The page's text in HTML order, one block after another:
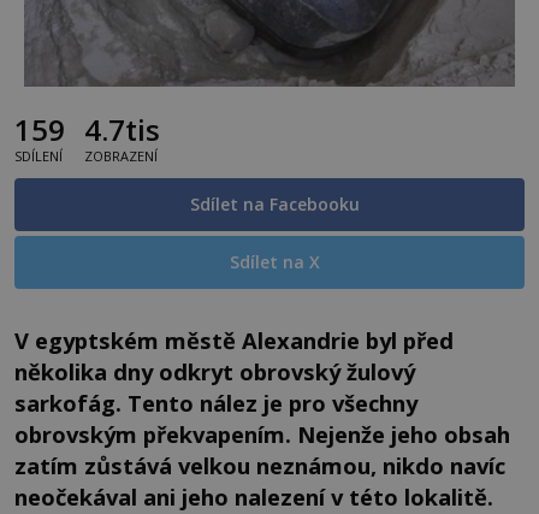
159
SDÍLENÍ
4.7tis
ZOBRAZENÍ
Sdílet na Facebooku
Sdílet na X
V egyptském městě Alexandrie byl před
několika dny odkryt obrovský žulový
sarkofág. Tento nález je pro všechny
obrovským překvapením. Nejenže jeho obsah
zatím zůstává velkou neznámou, nikdo navíc
neočekával ani jeho nalezení v této lokalitě.